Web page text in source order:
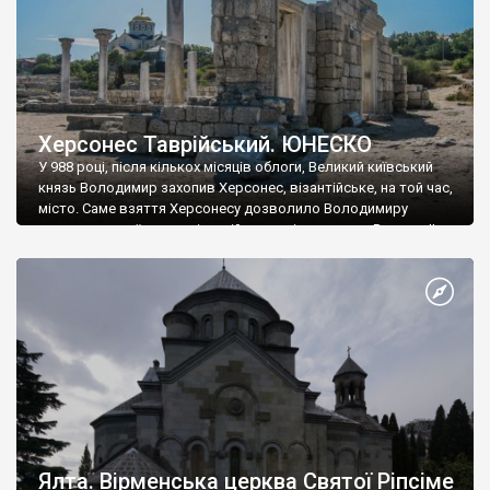
Херсонес Таврійський. ЮНЕСКО
У 988 році, після кількох місяців облоги, Великий київський
князь Володимир захопив Херсонес, візантійське, на той час,
місто. Саме взяття Херсонесу дозволило Володимиру
диктувати свої умови візантійському імператору Василю ІІ, та
Херсонесі Володимир-язичник, став Василем-християнином.
А потім було Хрещення Русі. На честь Херсонесу Таврійського
Ялта. Вірменська церква Святої Ріпсіме